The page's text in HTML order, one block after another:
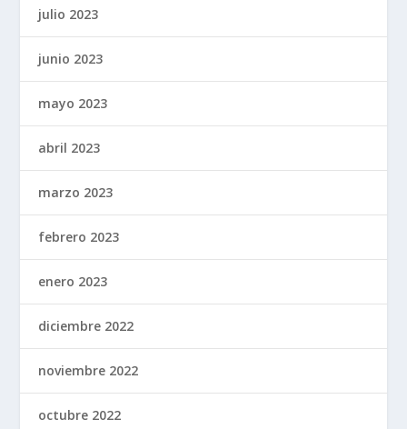
julio 2023
junio 2023
mayo 2023
abril 2023
marzo 2023
febrero 2023
enero 2023
diciembre 2022
noviembre 2022
octubre 2022